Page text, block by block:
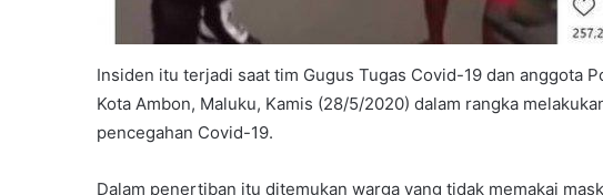
Insiden itu terjadi saat tim Gugus Tugas Covid-19 dan anggota
Kota Ambon, Maluku, Kamis (28/5/2020) dalam rangka
pencegahan Covid-19.
Dalam penertiban itu ditemukan warga yang tidak memakai